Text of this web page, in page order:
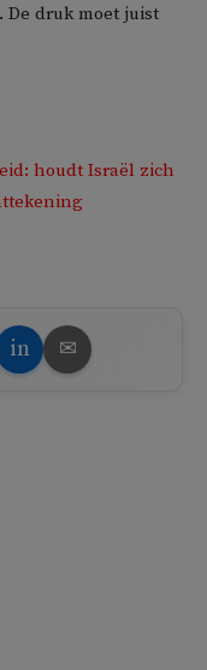
De druk moet juist
houdt Israël zich
in ✉